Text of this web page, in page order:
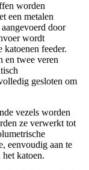
worden
een metalen
door
wordt
katoenen feeder.
en twee veren
gesloten om
vezels worden
ze verwerkt tot
eenvoudig aan te
katoen.